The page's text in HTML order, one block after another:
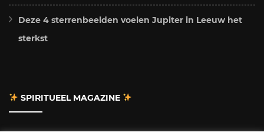
Deze 4 sterrenbeelden voelen Jupiter in Leeuw het
sterkst
SPIRITUEEL MAGAZINE